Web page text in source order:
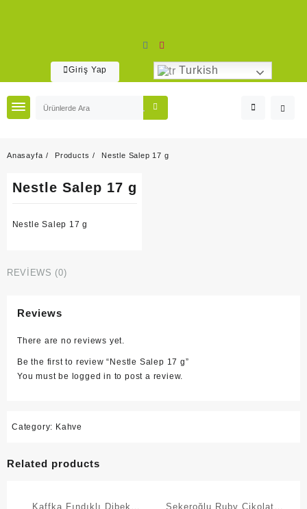
Giriş Yap Turkish
Anasayfa Products Nestle Salep 17 g
Nestle Salep 17 g
Nestle Salep 17 g
REVIEWS (0)
Reviews
There are no reviews yet.
Be the first to review “Nestle Salep 17 g”
You must be
logged in to post a review.
Category: Kahve
Related products
Kaffka Fındıklı Dibek
Şekeroğlu Ruby Çikolatalı